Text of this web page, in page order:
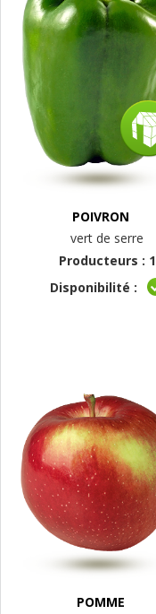
POIVRON
vert de serre
Producteurs : 1
Disponibilité :
POMME